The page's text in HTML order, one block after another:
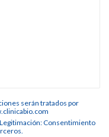
serán tratados por
Consentimiento